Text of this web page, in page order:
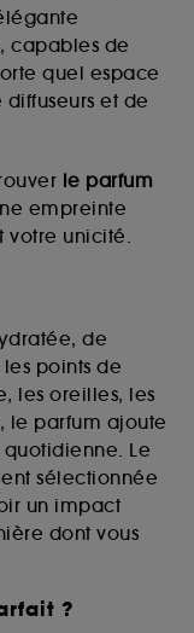
capables de
quel espace
et de
le parfum
empreinte
votre unicité.
de
points de
les oreilles, les
le parfum ajoute
Le
sélectionnée
un impact
dont vous
?
compris sur des
sur la base
de votre
interactions.
en ligne :
les
cookies
de
que les
afin de
à votre
sur le site
et mot de
le dépôt et la